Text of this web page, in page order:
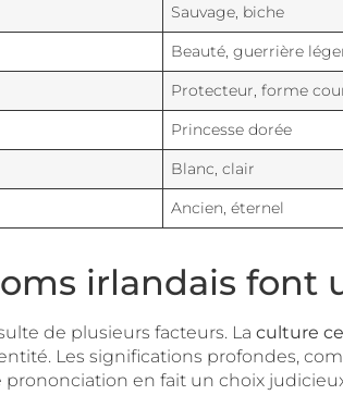
Sauvage, biche
Beauté, guerrière
Protecteur, forme
Princesse dorée
Blanc, clair
Ancien, éternel
irlandais font
de plusieurs facteurs. La culture
Les significations profondes,
en fait un choix